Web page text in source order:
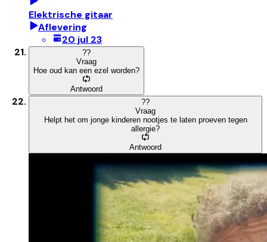
Elektrische gitaar
Aflevering
20 jul 23
??
Vraag
Hoe oud kan een ezel worden?
Antwoord
??
Vraag
Helpt het om jonge kinderen nootjes te laten proeven tegen
allergie?
Antwoord